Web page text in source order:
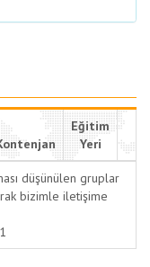
Eğitim
Yeri
düşünülen gruplar
bizimle iletişime